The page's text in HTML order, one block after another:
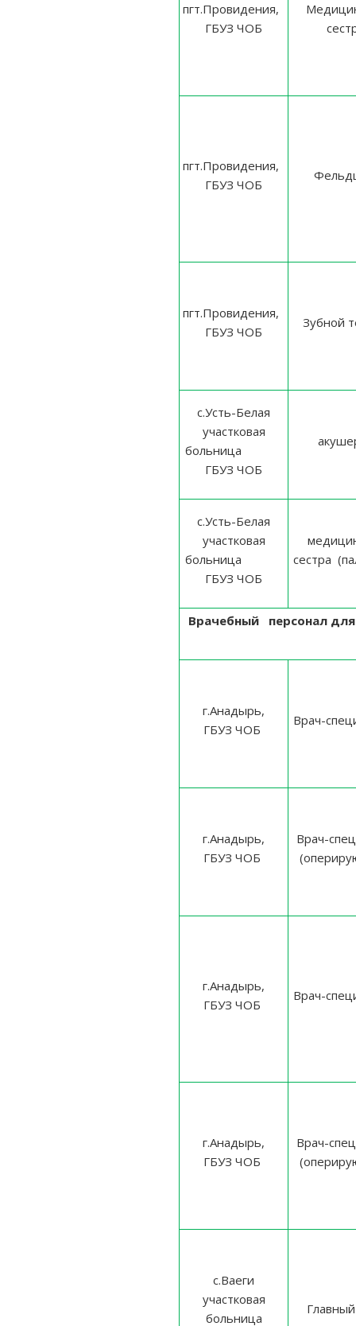
пгт.Провидения,
ГБУЗ ЧОБ
пгт.Провидения,
ГБУЗ ЧОБ
пгт.Провидения,
ГБУЗ ЧОБ
Зубной
с.Усть-Белая
участковая
больница
ГБУЗ ЧОБ
с.Усть-Белая
участковая
больница
ГБУЗ ЧОБ
сестра
Врачебный персонал
г.Анадырь,
ГБУЗ ЧОБ
Врач-
г.Анадырь,
ГБУЗ ЧОБ
Врач-
г.Анадырь,
ГБУЗ ЧОБ
Врач-
г.Анадырь,
ГБУЗ ЧОБ
Врач-
с.Ваеги
участковая
больница